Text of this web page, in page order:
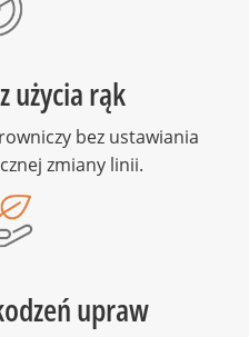
użycia rąk
bez ustawiania
zmiany linii.
upraw